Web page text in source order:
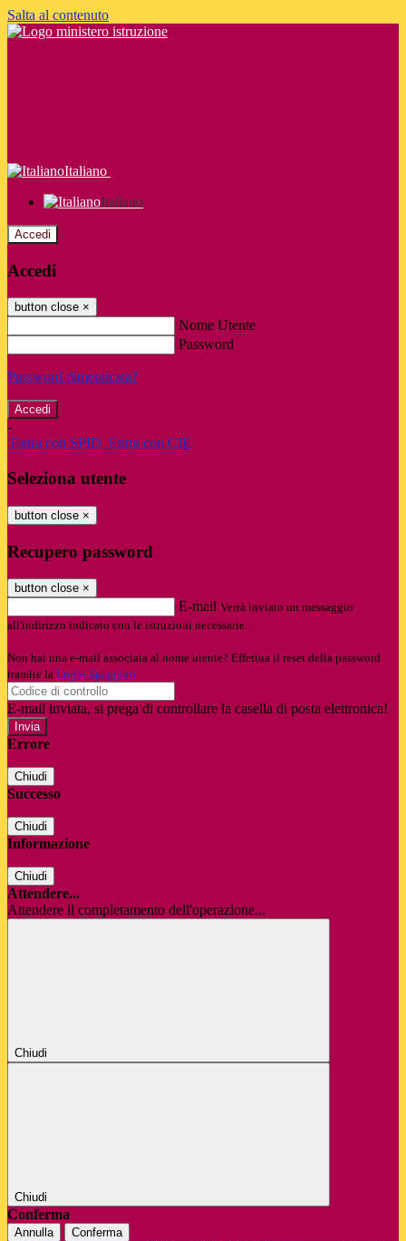
Salta al contenuto
Italiano
Italiano
Accedi
Accedi
button close ×
Nome Utente
Password
Password dimenticata?
-
Entra con SPID Entra con CIE
Seleziona utente
button close ×
Recupero password
button close ×
E-mail Verrà inviato un messaggio
all'indirizzo indicato con le istruzioni necessarie.
Non hai una e-mail associata al nome utente? Effettua il reset della password
tramite la Login Spaggiari
E-mail inviata, si prega di controllare la casella di posta elettronica!
Errore
Chiudi
Successo
Chiudi
Informazione
Chiudi
Attendere...
Attendere il completamento dell'operazione...
Chiudi
Chiudi
Conferma
Annulla Conferma